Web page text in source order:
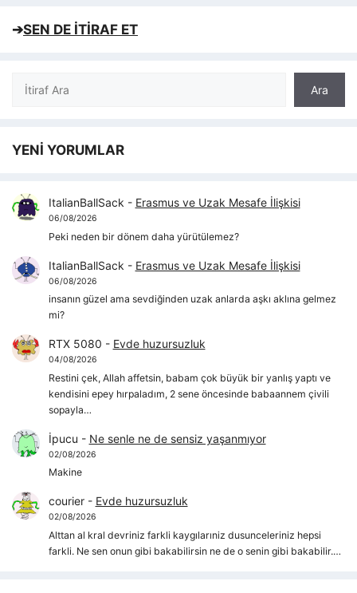
➔SEN DE İTİRAF ET
Ara
Ara
YENİ YORUMLAR
ItalianBallSack - Erasmus ve Uzak Mesafe İlişkisi
06/08/2026
Peki neden bir dönem daha yürütülemez?
ItalianBallSack - Erasmus ve Uzak Mesafe İlişkisi
06/08/2026
insanın güzel ama sevdiğinden uzak anlarda aşkı aklına gelmez
mi?
RTX 5080 - Evde huzursuzluk
04/08/2026
Restini çek, Allah affetsin, babam çok büyük bir yanlış yaptı ve
kendisini epey hırpaladım, 2 sene öncesinde babaannem çivili
sopayla…
İpucu - Ne senle ne de sensiz yaşanmıyor
02/08/2026
Makine
courier- Evde huzursuzluk
02/08/2026
Alttan al kral devriniz farkli kaygılarıniz dusunceleriniz hepsi
farkli. Ne sen onun gibi bakabilirsin ne de o senin gibi bakabilir.…